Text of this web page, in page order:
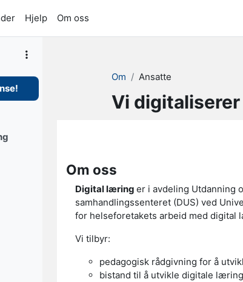
Hjelp Om oss
Om Ansatte
Vi
Om oss
Digital læring er i avdeling Utdanning
samhandlingssenteret (DUS) ved
for helseforetakets arbeid med digital
Vi tilbyr:
pedagogisk rådgivning for å
bistand til å utvikle digitale